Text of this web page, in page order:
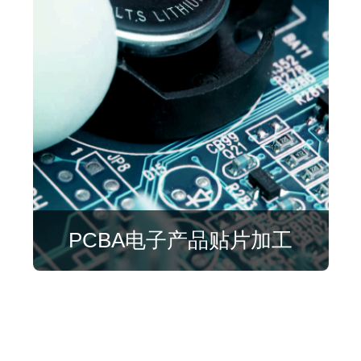
PCBA电子产品贴片加工